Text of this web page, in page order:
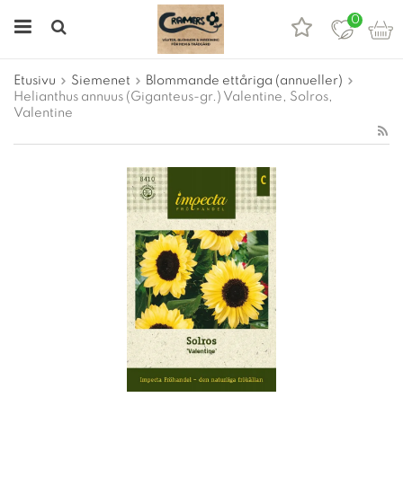
0
Etusivu Siemenet
Blommande ettåriga (annueller)
Helianthus annuus (Giganteus-gr.) Valentine, Solros,
Valentine